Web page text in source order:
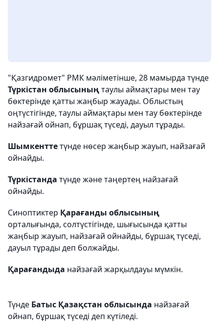
"Қазгидромет" РМК мәліметінше, 28 мамырда түнде
Түркістан облысыныңтаулы аймақтары мен тау
бөктерінде қатты жаңбыр жауады. Облыстың
оңтүстігінде, таулы аймақтары мен тау бөктерінде
найзағай ойнап, бұршақ түседі, дауыл тұрады.
Шымкенттетүнде нөсер жаңбыр жауып, найзағай
ойнайды.
Түркістанда түнде және таңертең найзағай
ойнайды.
Синоптиктер Қарағанды облысының
орталығында, солтүстігінде, шығысында қатты
жаңбыр жауып, найзағай ойнайды, бұршақ түседі,
дауыл тұрады деп болжайды.
Қарағандыда найзағай жарқылдауы мүмкін.
Түнде Батыс Қазақстан облысында найзағай
ойнап, бұршақ түседі деп күтіледі.